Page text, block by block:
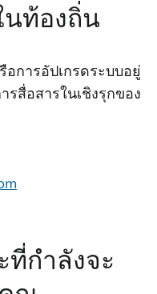
นท้องถิ่น
การอัปเกรดระบบอยู่
สื่อสารในเชิงรุกของ
กําลังจะ